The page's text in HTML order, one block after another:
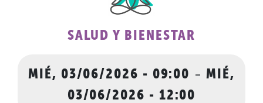
SALUD Y BIENESTAR
MIÉ, 03/06/2026 - 09:00 -MIÉ,
03/06/2026 - 12:00